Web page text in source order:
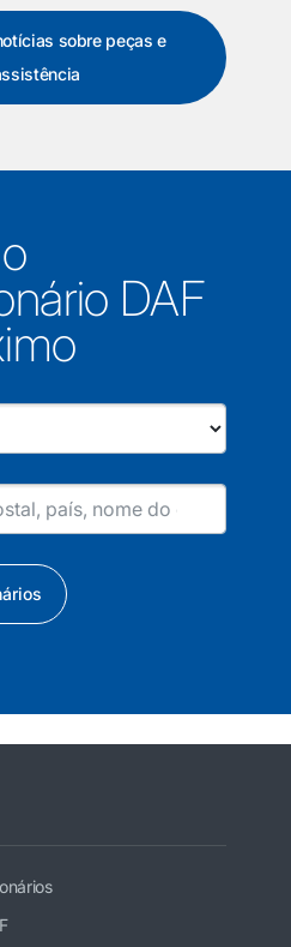
sobre peças e
DAF